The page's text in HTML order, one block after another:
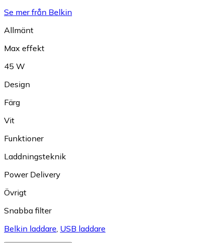
Se mer från Belkin
Allmänt
Max effekt
45 W
Design
Färg
Vit
Funktioner
Laddningsteknik
Power Delivery
Övrigt
Snabba filter
Belkin laddare, USB laddare